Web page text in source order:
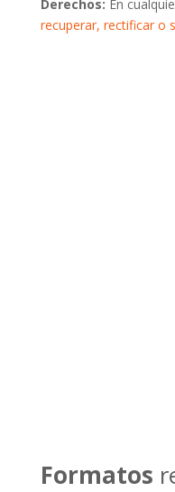
Derechos: En
recuperar, rectificar o
Formatos